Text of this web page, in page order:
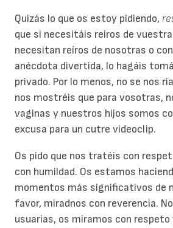
Quizás lo que os estoy pidiendo,
que si necesitáis reiros de
necesitan reíros de nosotras o
anécdota divertida, lo hagáis
privado. Por lo menos, no se nos
nos mostréis que para vosotras,
vaginas y nuestros hijos somos
excusa para un cutre videoclip.
Os pido que nos tratéis con
con humildad. Os estamos
momentos más significativos de
favor, miradnos con reverencia.
usuarias, os miramos con respeto